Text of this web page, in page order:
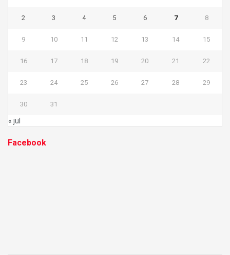
2 3 4 5 6 7 8
9 10 11 12 13 14 15
16 17 18 19 20 21 22
23 24 25 26 27 28 29
30 31
« jul
Facebook